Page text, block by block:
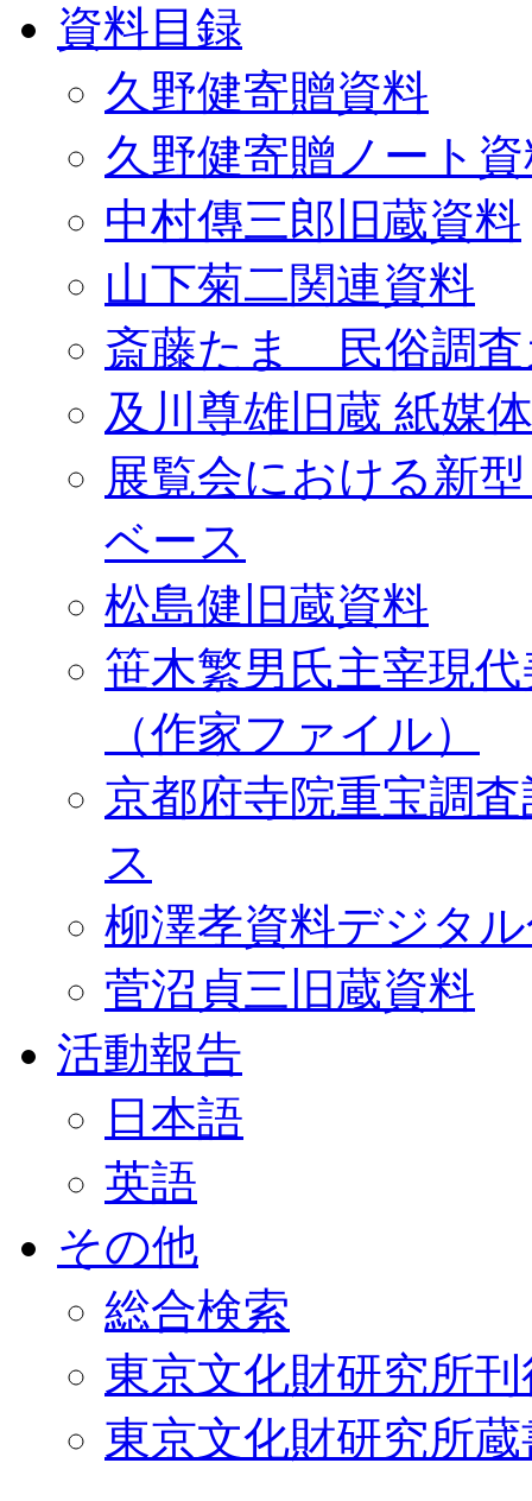
資料目録
久野健寄贈資料
久野健寄贈ノート
中村傳三郎旧蔵資料
山下菊二関連資料
斎藤たま 民俗調査
及川尊雄旧蔵 紙媒
展覧会における新
ベース
松島健旧蔵資料
笹木繁男氏主宰現
（作家ファイル）
京都府寺院重宝調
ス
柳澤孝資料デジタ
菅沼貞三旧蔵資料
活動報告
日本語
英語
その他
総合検索
東京文化財研究所
東京文化財研究所